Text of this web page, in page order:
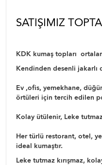
SATIŞIMIZ
KDK kumaş topları
Kendinden desenli jakarlı
Ev ,ofis, yemekhane,
örtüleri için tercih edilen
Kolay ütülenir, Leke
Her türlü restorant, otel,
ideal kumaştır.
Leke tutmaz kırışmaz,